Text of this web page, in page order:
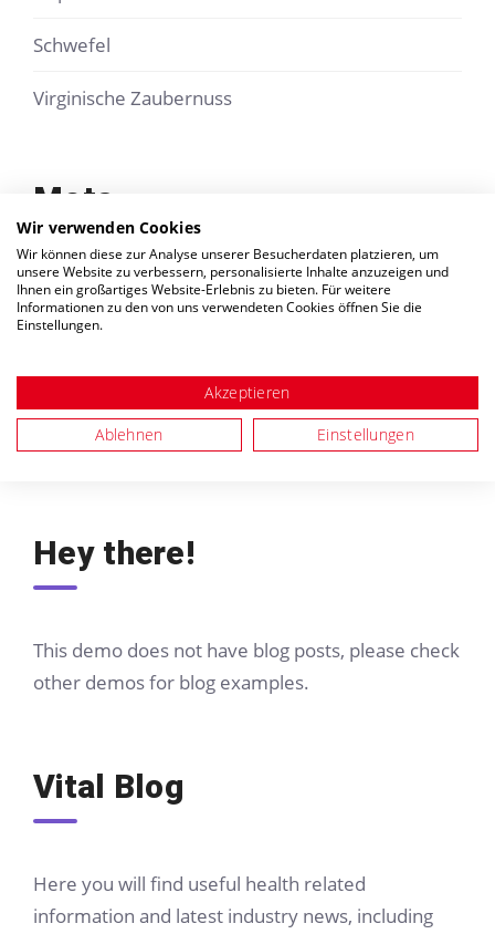
Schwefel
Virginische Zaubernuss
Meta
Anmelden
WordPress.org
Hey there!
This demo does not have blog posts, please check
other demos for blog examples.
Vital Blog
Here you will find useful health related
information and latest industry news, including
Wir verwenden Cookies
Wir können diese zur Analyse unserer Besucherdaten platzieren, um
unsere Website zu verbessern, personalisierte Inhalte anzuzeigen und
Ihnen ein großartiges Website-Erlebnis zu bieten. Für weitere
Informationen zu den von uns verwendeten Cookies öffnen Sie die
Einstellungen.
Akzeptieren
Ablehnen
Einstellungen